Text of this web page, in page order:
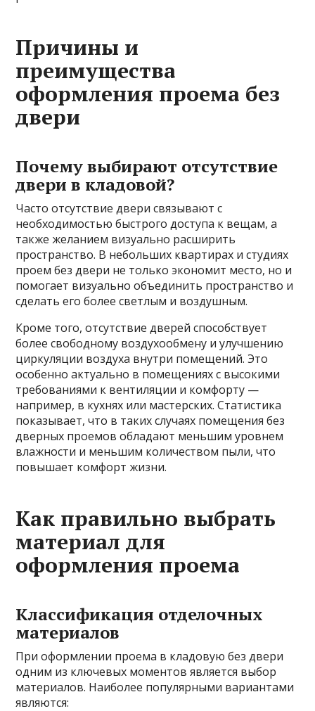
Причины и
преимущества
оформления проема без
двери
Почему выбирают отсутствие
двери в кладовой?
Часто отсутствие двери связывают с
необходимостью быстрого доступа к вещам, а
также желанием визуально расширить
пространство. В небольших квартирах и студиях
проем без двери не только экономит место, но и
помогает визуально объединить пространство и
сделать его более светлым и воздушным.
Кроме того, отсутствие дверей способствует
более свободному воздухообмену и улучшению
циркуляции воздуха внутри помещений. Это
особенно актуально в помещениях с высокими
требованиями к вентиляции и комфорту —
например, в кухнях или мастерских. Статистика
показывает, что в таких случаях помещения без
дверных проемов обладают меньшим уровнем
влажности и меньшим количеством пыли, что
повышает комфорт жизни.
Как правильно выбрать
материал для
оформления проема
Классификация отделочных
материалов
При оформлении проема в кладовую без двери
одним из ключевых моментов является выбор
материалов. Наиболее популярными вариантами
являются: